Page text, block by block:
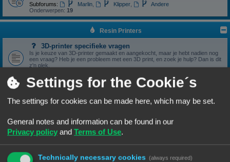
Subforums:
Marlin Klipper
Andere
Onderwerpen: 19
Resin Printers
3D-printer specifieke vragen
Is je keuze van 3D-printer gemaakt en aangekocht, maar je hebt nadien nog
een vraag? Heb je een probleem met een 3D print, en zoek je hulp? Dan is dit
z'n plek.
3D print resultaten
Onderwerpen:6
Heb je een vraag omtrent je slicer software, we zien het graag hier
Onderwerpen:5
Handleidingen voor beginners & gevorderden
Settings for the Cookie´s
The settings for cookies can be made here, which may be set.
General notes and information can be found in our
Privacy policy and Terms of Use.
Technically necessary cookies (always required)